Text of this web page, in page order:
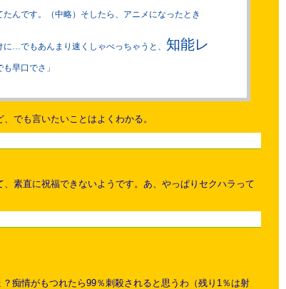
んです。（中略）そしたら、アニメになったとき
…でもあんまり速くしゃべっちゃうと、 知能レ
早口でさ」
でも言いたいことはよくわかる。
素直に祝福できないようです。あ、やっぱりセクハラって
痴情がもつれたら99％刺殺されると思うわ（残り1％は射